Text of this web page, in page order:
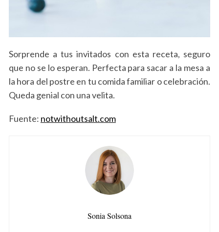
Sorprende a tus invitados con esta receta, seguro
que no se lo esperan. Perfecta para sacar a la mesa a
la hora del postre en tu comida familiar o celebración.
Queda genial con una velita.
Fuente: notwithoutsalt.com
Sonia Solsona